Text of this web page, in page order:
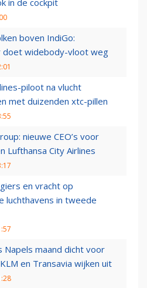
in de cockpit
boven IndiGo:
doet widebody-vloot weg
piloot na vlucht
met duizenden xtc-pillen
nieuwe CEO’s voor
Lufthansa City Airlines
en vracht op
luchthavens in tweede
Napels maand dicht voor
en Transavia wijken uit